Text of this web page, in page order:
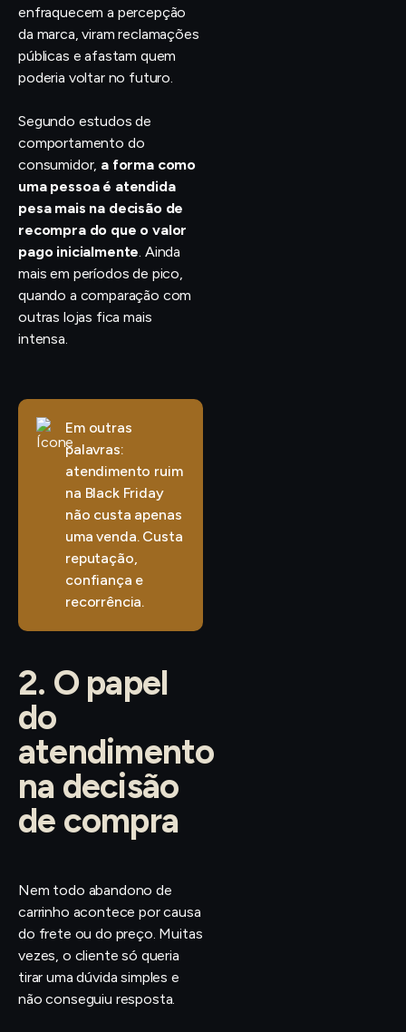
enfraquecem a percepção
da marca, viram reclamações
públicas e afastam quem
poderia voltar no futuro.
Segundo estudos de
comportamento do
consumidor, a forma como
uma pessoa é atendida
pesa mais na decisão de
recompra do que o valor
pago inicialmente. Ainda
mais em períodos de pico,
quando a comparação com
outras lojas fica mais
intensa.
Em outras
palavras:
atendimento ruim
na Black Friday
não custa apenas
uma venda. Custa
reputação,
confiança e
recorrência.
2. O papel
do
atendimento
na decisão
de compra
Nem todo abandono de
carrinho acontece por causa
do frete ou do preço. Muitas
vezes, o cliente só queria
tirar uma dúvida simples e
não conseguiu resposta.